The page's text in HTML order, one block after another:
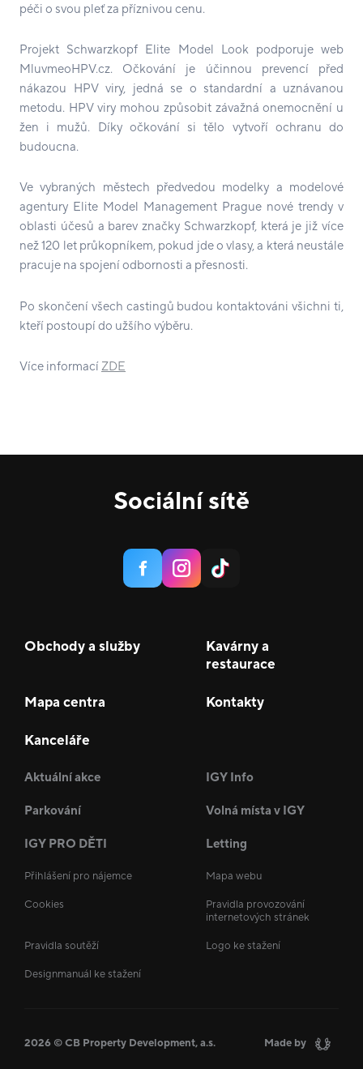
péči o svou pleť za příznivou cenu.
Projekt Schwarzkopf Elite Model Look podporuje web
MluvmeoHPV.cz. Očkování je účinnou prevencí před
nákazou HPV viry, jedná se o standardní a uznávanou
metodu. HPV viry mohou způsobit závažná onemocnění u
žen i mužů. Díky očkování si tělo vytvoří ochranu do
budoucna.
Ve vybraných městech předvedou modelky a modelové
agentury Elite Model Management Prague nové trendy v
oblasti účesů a barev značky Schwarzkopf, která je již více
než 120 let průkopníkem, pokud jde o vlasy, a která neustále
pracuje na spojení odbornosti a přesnosti.
Po skončení všech castingů budou kontaktováni všichni ti,
kteří postoupí do užšího výběru.
Více informacíZDE
Sociální sítě
Obchody a služby
Kavárny a
restaurace
Mapa centra Kontakty
Kanceláře
Aktuální akce IGY Info
Parkování Volná místa v IGY
IGY PRO DĚTI Letting
Přihlášení pro nájemce Mapa webu
Cookies
Pravidla provozování
internetových stránek
Pravidla soutěží Logo ke stažení
Designmanuál ke stažení
2026 © CB Property Development, a.s. Made by